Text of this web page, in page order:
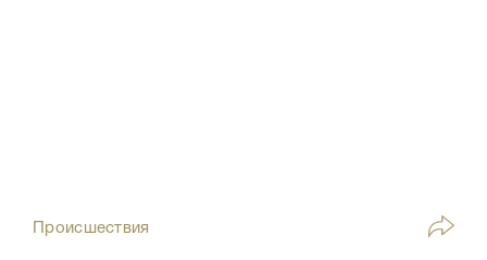
Происшествия